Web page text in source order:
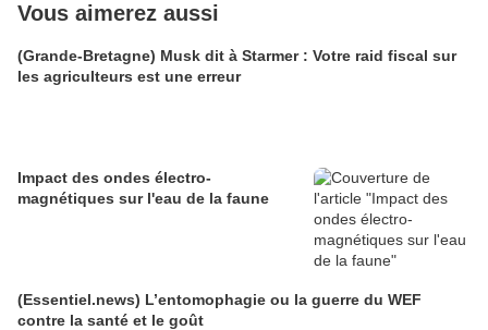
Vous aimerez aussi
(Grande-Bretagne) Musk dit à Starmer : Votre raid fiscal sur
les agriculteurs est une erreur
Impact des ondes électro-
magnétiques sur l'eau de la faune
(Essentiel.news) L’entomophagie ou la guerre du WEF
contre la santé et le goût